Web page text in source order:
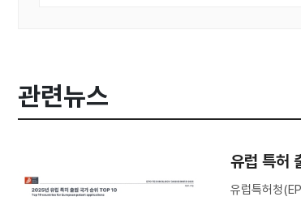
관련뉴스
유럽 특허
유럽특허청